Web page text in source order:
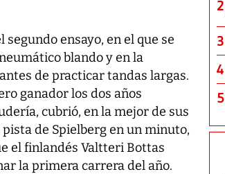
ensayo, en el que se
blando y en la
de practicar tandas largas.
ganador los dos años
cubrió, en la mejor de sus
de Spielberg en un minuto,
el finlandés Valtteri Bottas
la primera carrera del año.
2
3
4
5